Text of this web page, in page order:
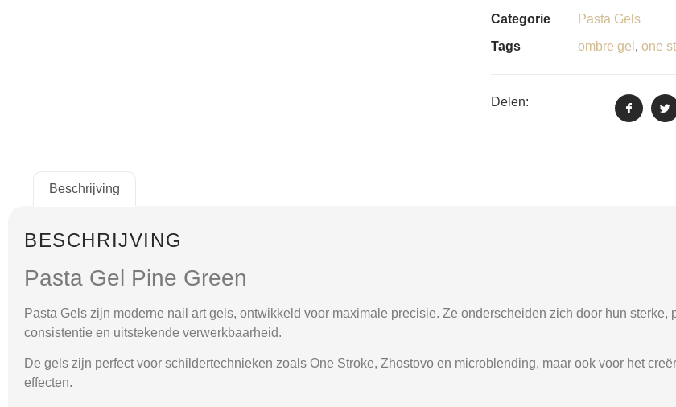
Categorie
Pasta Gels
Tags
ombre gel , one
Delen:
Beschrijving
BESCHRIJVING
Pasta Gel Pine Green
Pasta Gels zijn moderne nail art gels, ontwikkeld voor maximale precisie. Ze onderscheiden zich door hun sterke,
consistentie en uitstekende verwerkbaarheid.
De gels zijn perfect voor schildertechnieken zoals One Stroke, Zhostovo en microblending, maar ook voor het
effecten.